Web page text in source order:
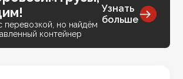
но найдём
контейнер
Узнать
больше